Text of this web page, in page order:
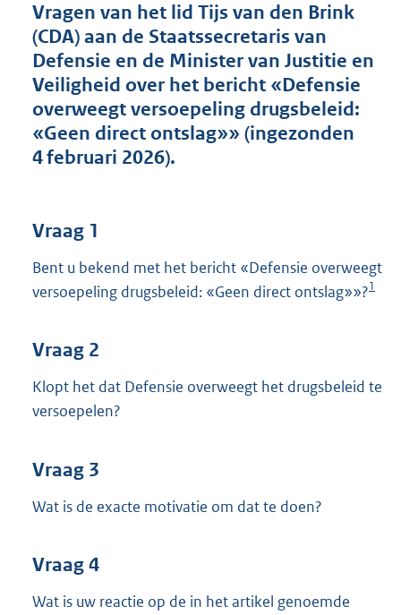
d
s
g
r
o
t
b
Vragen van het lid Tijs van den Brink
(CDA) aan de Staatssecretaris van
Defensie en de Minister van Justitie en
Veiligheid over het bericht «Defensie
overweegt versoepeling drugsbeleid:
«Geen direct ontslag»» (ingezonden
4 februari 2026).
Vraag 1
Bent u bekend met het bericht «Defensie overweegt
versoepeling drugsbeleid: «Geen direct ontslag»»?1
Vraag 2
Klopt het dat Defensie overweegt het drugsbeleid te
versoepelen?
Vraag 3
Wat is de exacte motivatie om dat te doen?
Vraag 4
Wat is uw reactie op de in het artikel genoemde